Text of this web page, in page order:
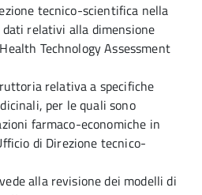
tecnico-scientifica nella
relativi alla dimensione
Technology Assessment
relativa a specifiche
per le quali sono
farmaco-economiche in
di Direzione tecnico-
alla revisione dei modelli di